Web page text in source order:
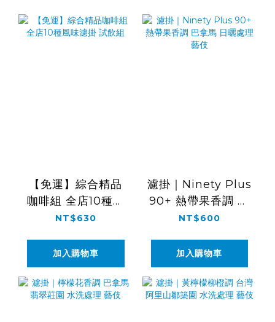
【免運】綜合精品
咖啡組 全店10種風
味濾掛 試飲組
NT$630
加入購物車
濾掛｜Ninety Plus
90+ 熱帶果香調 巴
拿馬 日曬處理 藝伎
NT$600
加入購物車